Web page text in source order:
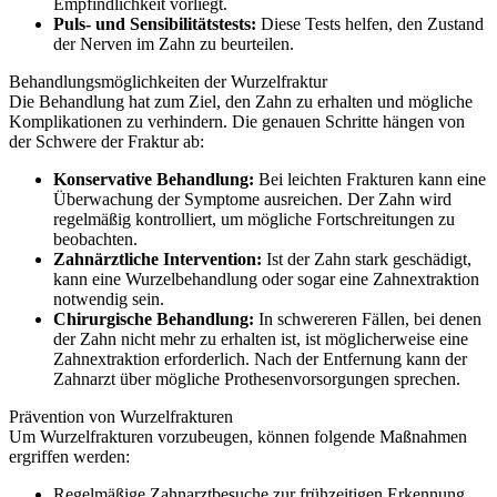
Empfindlichkeit vorliegt.
Puls- und Sensibilitätstests: Diese Tests helfen, den Zustand
der Nerven im Zahn zu beurteilen.
Behandlungsmöglichkeiten der Wurzelfraktur
Die Behandlung hat zum Ziel, den Zahn zu erhalten und mögliche
Komplikationen zu verhindern. Die genauen Schritte hängen von
der Schwere der Fraktur ab:
Konservative Behandlung: Bei leichten Frakturen kann eine
Überwachung der Symptome ausreichen. Der Zahn wird
regelmäßig kontrolliert, um mögliche Fortschreitungen zu
beobachten.
Zahnärztliche Intervention: Ist der Zahn stark geschädigt,
kann eine Wurzelbehandlung oder sogar eine Zahnextraktion
notwendig sein.
Chirurgische Behandlung: In schwereren Fällen, bei denen
der Zahn nicht mehr zu erhalten ist, ist möglicherweise eine
Zahnextraktion erforderlich. Nach der Entfernung kann der
Zahnarzt über mögliche Prothesenvorsorgungen sprechen.
Prävention von Wurzelfrakturen
Um Wurzelfrakturen vorzubeugen, können folgende Maßnahmen
ergriffen werden: